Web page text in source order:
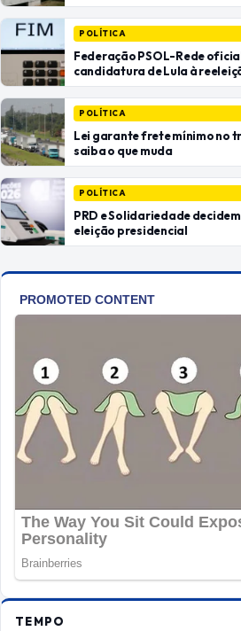
POLÍTICA
Federação PSOL-Rede
candidatura de Lula à
POLÍTICA
Lei garante frete mínimo no
saiba o que muda
POLÍTICA
PRD e Solidariedade
eleição presidencial
TEMPO